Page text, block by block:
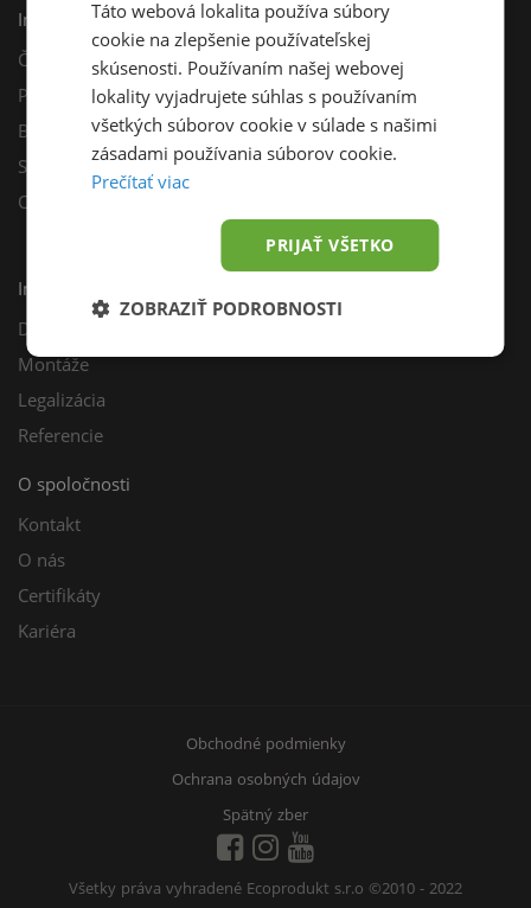
Informácie
Často kladené otázky
Poradňa
Blog
Sprievodca výberom fotovoltiky
Odporúčací program
Inštalácie
Dotácie
Montáže
Legalizácia
Referencie
O spoločnosti
Kontakt
O nás
Certifikáty
Kariéra
Obchodné podmienky
Ochrana osobných údajov
Spätný zber
Všetky práva vyhradené Ecoprodukt s.r.o ©2010 - 2022
Táto webová lokalita používa súbory
cookie na zlepšenie používateľskej
skúsenosti. Používaním našej webovej
lokality vyjadrujete súhlas s používaním
všetkých súborov cookie v súlade s našimi
zásadami používania súborov cookie.
Prečítať viac
PRIJAŤ VŠETKO
ZOBRAZIŤ PODROBNOSTI